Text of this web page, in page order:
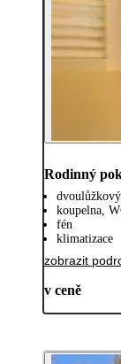
Rodinný
koupelna,
fén
klimatizace
zobrazit
v ceně